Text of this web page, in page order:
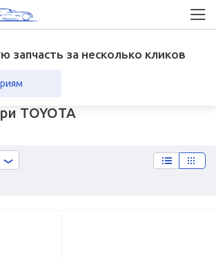
запчасть за несколько кликов
TOYOTA